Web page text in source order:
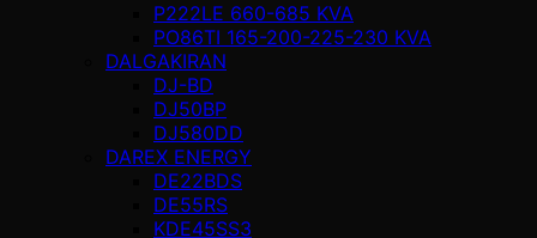
P222LE 660-685 KVA
PO86TI 165-200-225-230 KVA
DALGAKIRAN
DJ-BD
DJ50BP
DJ580DD
DAREX ENERGY
DE22BDS
DE55RS
KDE45SS3